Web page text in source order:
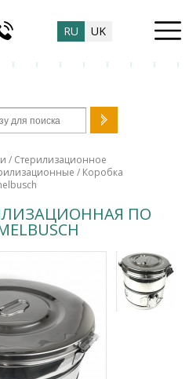
RU UK
поиска
/ Стерилизационное
/ Коробка
ПО